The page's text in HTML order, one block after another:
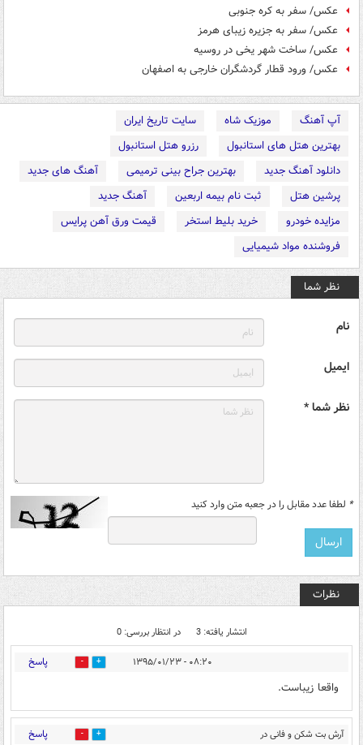
عکس/ سفر به کره جنوبی
عکس/ سفر به جزیره زیبای هرمز
عکس/ ساخت شهر یخی در روسیه
عکس/ ورود قطار گردشگران خارجی به اصفهان
آپ آهنگ موزیک شاه
سایت تاریخ ایران
بهترین هتل های استانبول
رزرو هتل استانبول
دانلود آهنگ جدید
بهترین جراح بینی ترمیمی
آهنگ های جدید
پرشین هتل
ثبت نام بیمه اربعین
آهنگ جدید
مزایده خودرو
خرید بلیط استخر
قیمت ورق آهن پرایس
فروشنده مواد شیمیایی
نظر شما
نام
ایمیل
نظر شما *
* لطفا عدد مقابل را در جعبه متن وارد کنید
نظرات
انتشار یافته: 3 در انتظار بررسی: 0
۰۸:۲۰ - ۱۳۹۵/۰۱/۲۳ 0 پاسخ
واقعا زیباست.
آرش بت شکن و فانی در
0 پاسخ